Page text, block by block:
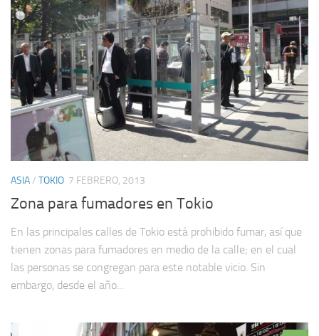
ASIA/ TOKIO 7 FEBRERO, 2013
Zona para fumadores en Tokio
En las principales calles de Tokio está prohibido fumar, así que
tienen zonas para fumadores en medio de la calle; en el cual
las personas se congregan para este notable vicio. Sin
embargo, desde el año...